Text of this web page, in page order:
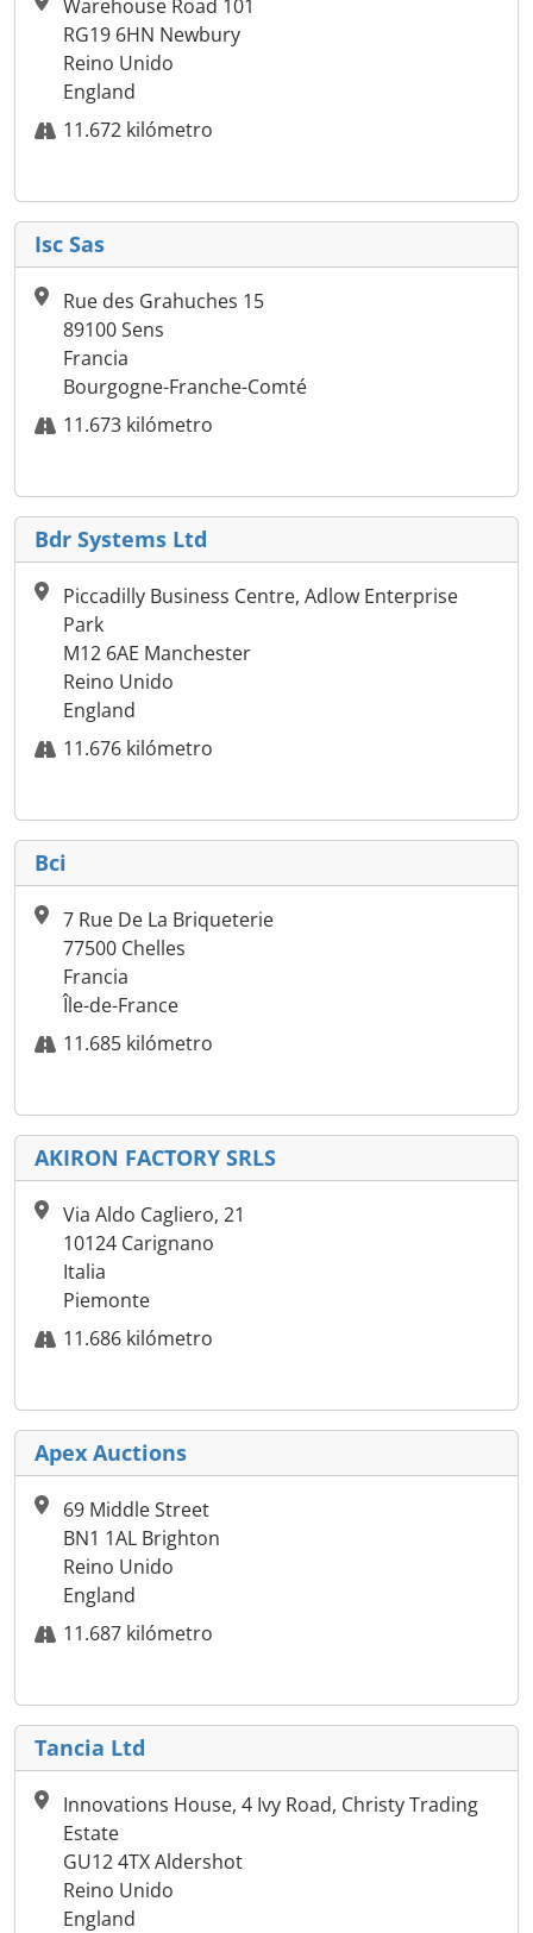
Warehouse Road 101
RG19 6HN Newbury
Reino Unido
England
11.672 kilómetro
Isc Sas
Rue des Grahuches 15
89100 Sens
Francia
Bourgogne-Franche-Comté
11.673 kilómetro
Bdr Systems Ltd
Piccadilly Business Centre, Adlow Enterprise
Park
M12 6AE Manchester
Reino Unido
England
11.676 kilómetro
Bci
7 Rue De La Briqueterie
77500 Chelles
Francia
Île-de-France
11.685 kilómetro
AKIRON FACTORY SRLS
Via Aldo Cagliero, 21
10124 Carignano
Italia
Piemonte
11.686 kilómetro
Apex Auctions
69 Middle Street
BN1 1AL Brighton
Reino Unido
England
11.687 kilómetro
Tancia Ltd
Innovations House, 4 Ivy Road, Christy Trading
Estate
GU12 4TX Aldershot
Reino Unido
England